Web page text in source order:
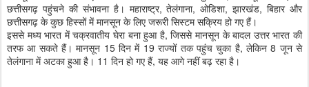
छत्तीसगढ़ पहुंचने की संभावना है। महाराष्ट्र, तेलंगाना, ओडिशा, झारखंड, बिहार और
छत्तीसगढ़ के कुछ हिस्सों में मानसून के लिए जरूरी सिस्टम सक्रिय हो गए हैं।
इससे मध्य भारत में चक्रवातीय घेरा बना हुआ है, जिससे मानसून के बादल उत्तर भारत की
तरफ आ सकते हैं। मानसून 15 दिन में 19 राज्यों तक पहुंच चुका है, लेकिन 8 जून से
तेलंगाना में अटका हुआ है। 11 दिन हो गए हैं, यह आगे नहीं बढ़ रहा है।